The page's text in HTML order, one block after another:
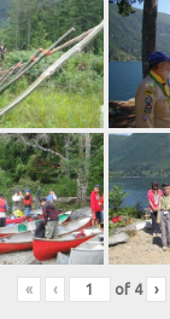
« ‹ of 4 ›